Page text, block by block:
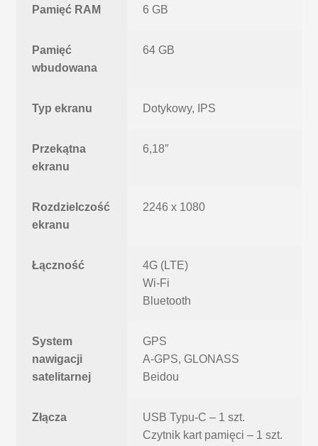
Pamięć RAM 6 GB
Pamięć
wbudowana
64 GB
Typ ekranu Dotykowy, IPS
Przekątna
ekranu
6,18″
Rozdzielczość
ekranu
2246 x 1080
Łączność
4G (LTE)
Wi-Fi
Bluetooth
System
nawigacji
satelitarnej
GPS
A-GPS, GLONASS
Beidou
Złącza
USB Typu-C – 1 szt.
Czytnik kart pamięci – 1 szt.